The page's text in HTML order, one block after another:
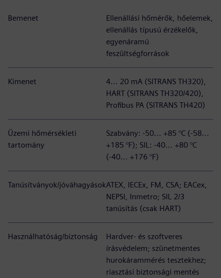
Bemenet
Ellenállási hőmérők, hőelemek,
ellenállás típusú érzékelők,
egyenáramú
feszültségforrások
Kimenet
4... 20 mA (SITRANS TH320),
HART (SITRANS TH320/420),
Profibus PA (SITRANS TH420)
Üzemi hőmérsékleti
tartomány
Szabvány: -50... +85 °C (-58...
+185 °F); SIL: -40... +80 °C
(-40... +176 °F)
Tanúsítványok/jóváhagyásokATEX, IECEx, FM, CSA; EACex,
NEPSI, Inmetro; SIL 2/3
tanúsítás (csak HART)
Használhatóság/biztonság
Hardver- és szoftveres
írásvédelem; szünetmentes
hurokárammérés tesztekhez;
riasztási biztonsági mentés